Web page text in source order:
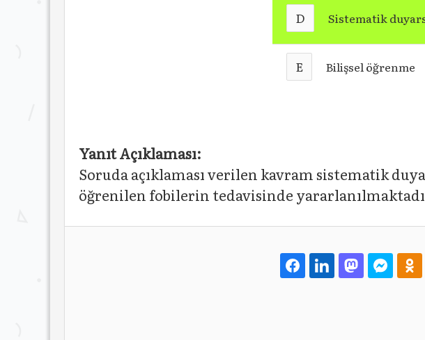
D Sistematik
E Bilişsel öğrenme
Yanıt Açıklaması:
Soruda açıklaması verilen kavram sistematik
öğrenilen fobilerin tedavisinde